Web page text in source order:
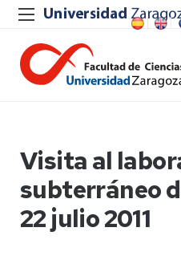
Visita al
subterráneo
22 julio 2011